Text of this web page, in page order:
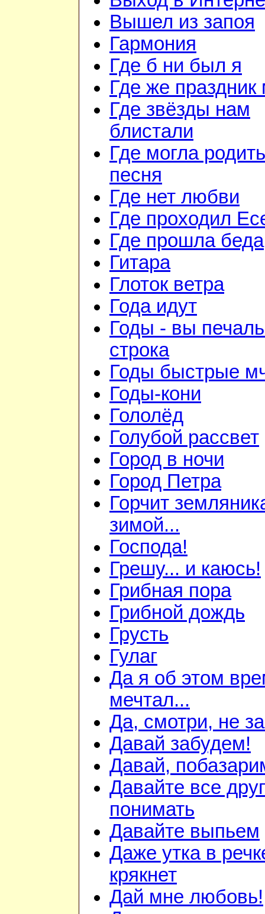
Вышел из запоя
Гармония
Где б ни был я
Где же праздник
Где звёзды нам
блистали
Где могла
песня
Где нет любви
Где проходил
Где прошла беда
Гитара
Глоток ветра
Года идут
Годы - вы
строка
Годы быстрые
Годы-кони
Гололёд
Голубой рассвет
Город в ночи
Город Петра
Горчит
зимой...
Господа!
Грешу... и каюсь!
Грибная пора
Грибной дождь
Грусть
Гулаг
Да я об этом
мечтал...
Да, смотри, не
Давай забудем!
Давай,
Давайте все
понимать
Давайте выпьем
Даже утка в
крякнет
Дай мне любовь!